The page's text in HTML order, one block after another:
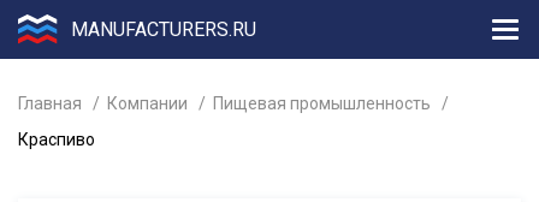
MANUFACTURERS.RU
Главная Компании
Пищевая промышленность
Краспиво